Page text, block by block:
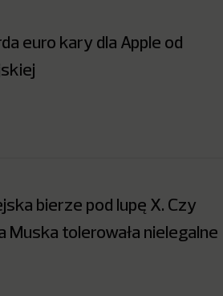
euro kary dla Apple od
bierze pod lupę X. Czy
Muska tolerowała nielegalne